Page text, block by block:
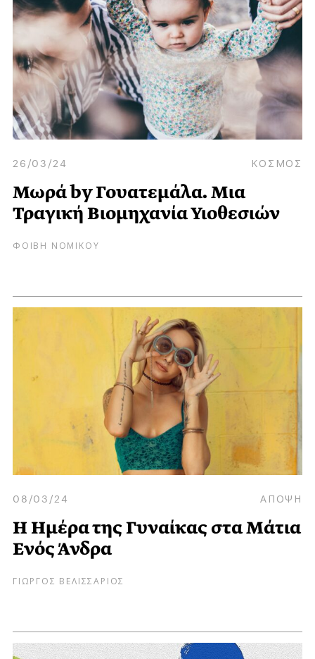
26/03/24 ΚΟΣΜΟΣ
Μωρά by Γουατεμάλα. Μια
Τραγική Βιομηχανία Υιοθεσιών
ΦΟΙΒΗ ΝΟΜΙΚΟΥ
08/03/24 ΑΠΟΨΗ
Η Ημέρα της Γυναίκας στα Μάτια
Ενός Άνδρα
ΓΙΩΡΓΟΣ ΒΕΛΙΣΣΑΡΙΟΣ